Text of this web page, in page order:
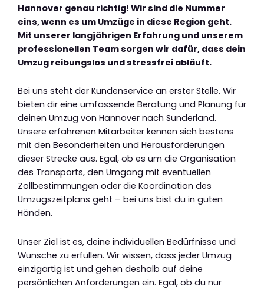
Hannover genau richtig! Wir sind die Nummer
eins, wenn es um Umzüge in diese Region geht.
Mit unserer langjährigen Erfahrung und unserem
professionellen Team sorgen wir dafür, dass dein
Umzug reibungslos und stressfrei abläuft.
Bei uns steht der Kundenservice an erster Stelle. Wir
bieten dir eine umfassende Beratung und Planung für
deinen Umzug von Hannover nach Sunderland.
Unsere erfahrenen Mitarbeiter kennen sich bestens
mit den Besonderheiten und Herausforderungen
dieser Strecke aus. Egal, ob es um die Organisation
des Transports, den Umgang mit eventuellen
Zollbestimmungen oder die Koordination des
Umzugszeitplans geht – bei uns bist du in guten
Händen.
Unser Ziel ist es, deine individuellen Bedürfnisse und
Wünsche zu erfüllen. Wir wissen, dass jeder Umzug
einzigartig ist und gehen deshalb auf deine
persönlichen Anforderungen ein. Egal, ob du nur